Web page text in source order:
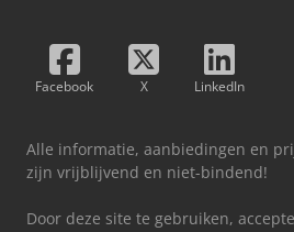
Facebook X LinkedIn
Alle informatie, aanbiedingen en
zijn vrijblijvend en niet-bindend!
Door deze site te gebruiken,